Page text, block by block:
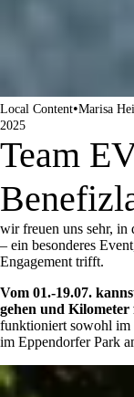
Local Content•Marisa
2025
Team
wir freuen uns sehr, in
– ein besonderes
Engagement trifft.
Vom 01.-19.07.
gehen und
funktioniert sowohl im
im Eppendorfer Park